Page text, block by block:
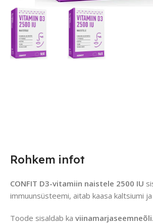
Rohkem infot
CONFIT D3-vitamiin naistele 2500 IU
immuunsüsteemi, aitab kaasa kaltsiumi
Toode sisaldab ka viinamarjaseemneõli